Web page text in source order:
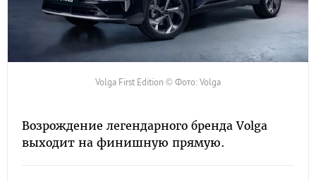
Volga First Edition © Фото: Volga
Возрождение легендарного бренда Volga
выходит на финишную прямую.